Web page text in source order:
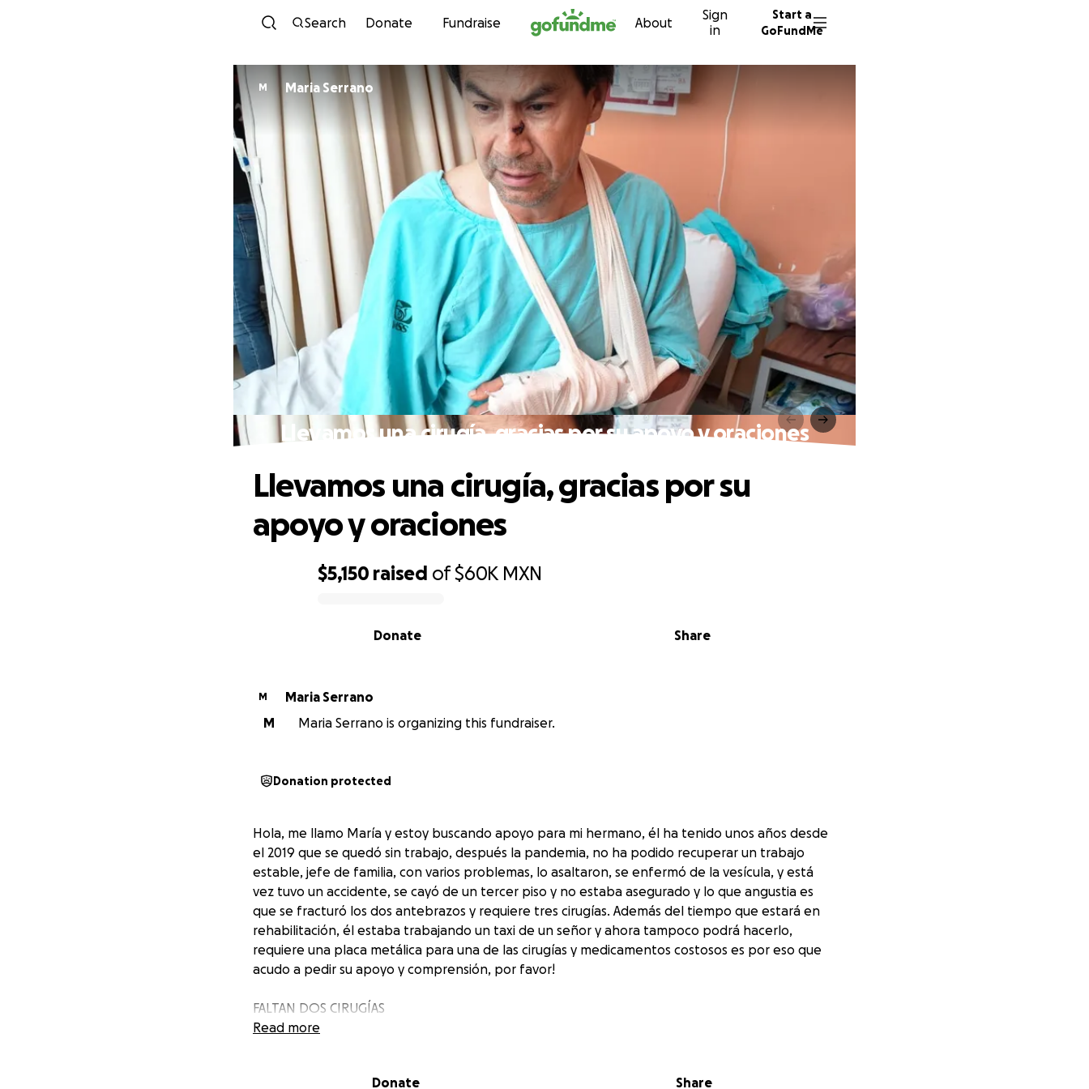
Skip to content
Search Donate Fundraise About
Sign
in
Start a
GoFundMe
M Maria Serrano
Llevamos una cirugía, gracias por su apoyo y oraciones
$5,150 raised of$60K MXN
Share
Donate
Llevamos una cirugía, gracias por su
apoyo y oraciones
M
Maria Serrano
M
Maria Serrano is organizing this fundraiser.
Donation protected
Hola, me llamo María y estoy buscando apoyo para mi hermano, él ha tenido unos años desde
el 2019 que se quedó sin trabajo, después la pandemia, no ha podido recuperar un trabajo
estable, jefe de familia, con varios problemas, lo asaltaron, se enfermó de la vesícula, y está
vez tuvo un accidente, se cayó de un tercer piso y no estaba asegurado y lo que angustia es
que se fracturó los dos antebrazos y requiere tres cirugías. Además del tiempo que estará en
rehabilitación, él estaba trabajando un taxi de un señor y ahora tampoco podrá hacerlo,
requiere una placa metálica para una de las cirugías y medicamentos costosos es por eso que
acudo a pedir su apoyo y comprensión, por favor!
FALTAN DOS CIRUGÍAS
Read more
Donate Share